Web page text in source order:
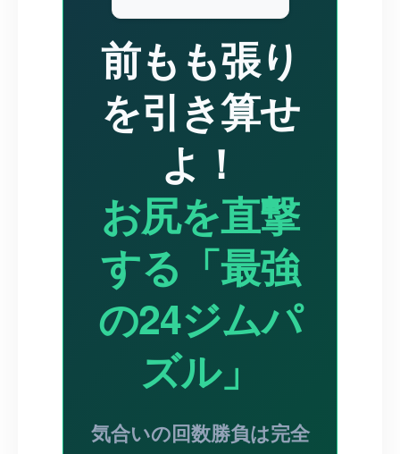
前もも張り
を引き算せ
よ！
お尻を直撃
する「最強
の24ジムパ
ズル」
気合いの回数勝負は完全